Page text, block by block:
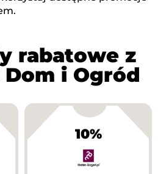
rabatowe z
i Ogród
10%